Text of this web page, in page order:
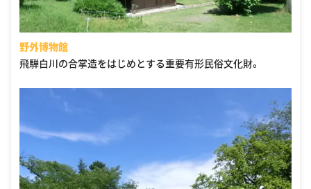
野外博物館
飛騨白川の合掌造をはじめとする重要有形民俗文化財。